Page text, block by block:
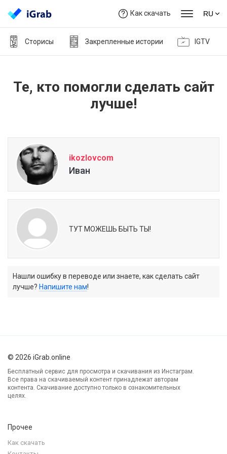
Как скачать RU
Сторисы Закрепленные истории IGTV
Те, кто помогли сделать сайт
лучше!
ikozlovcom
Иван
ТУТ МОЖЕШЬ БЫТЬ ТЫ!
Нашли ошибку в переводе или знаете, как сделать сайт
лучше? Напишите нам!
© 2026 iGrab.online
Бесплатный сервис для просмотра и скачивания из Инстаграм.
Все права на скачиваемый контент принадлежат авторам
контента. Скачивание доступно только в ознакомительных
целях.
Прочее
Как скачать